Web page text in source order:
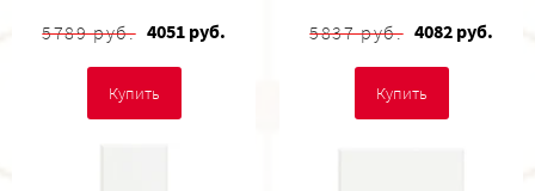
5789 руб. 4051 руб.
Купить
5837 руб. 4082 руб.
Купить